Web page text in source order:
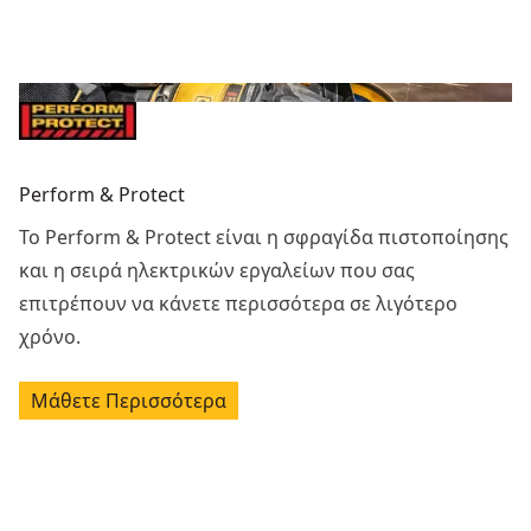
Perform & Protect
Το Perform & Protect είναι η σφραγίδα πιστοποίησης
και η σειρά ηλεκτρικών εργαλείων που σας
επιτρέπουν να κάνετε περισσότερα σε λιγότερο
χρόνο.
Μάθετε Περισσότερα